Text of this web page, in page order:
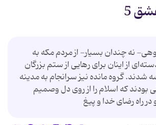
5
نه چندان بسیار- از مردم مکه به
از اینان برای رهایی از ستم بزرگان
گروه مانده نیز سرانجام به مدینه
بودند که اسلام را از روی دل وصمیم
در راه رضای خدا و پیغ